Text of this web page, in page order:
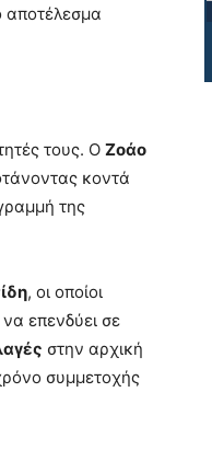
αποτέλεσμα
τους. Ο Ζοάο
κοντά
της
, οι οποίοι
επενδύει σε
στην αρχική
συμμετοχής